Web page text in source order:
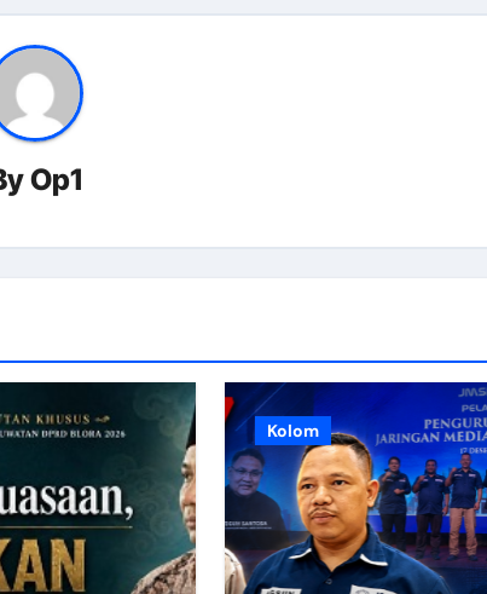
Op1
Kolom